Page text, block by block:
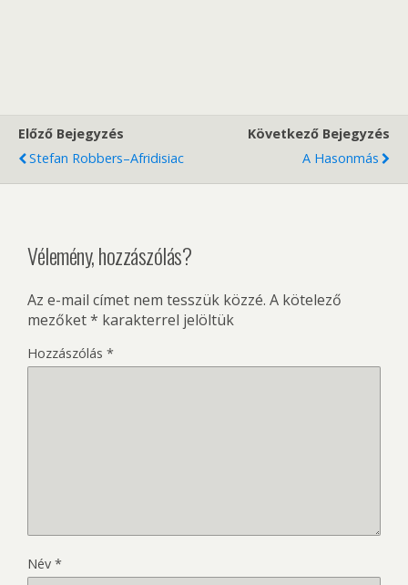
Előző Bejegyzés
Stefan Robbers–Afridisiac
Következő Bejegyzés
A Hasonmás
Vélemény, hozzászólás?
Az e-mail címet nem tesszük közzé. A kötelező
mezőket* karakterrel jelöltük
Hozzászólás *
Név *